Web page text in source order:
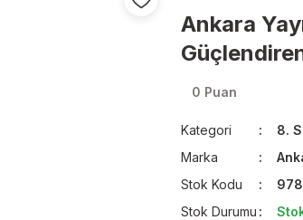
Ankara
0 Puan
Kategori
8.
Marka
Stok Kodu
Stok Durumu